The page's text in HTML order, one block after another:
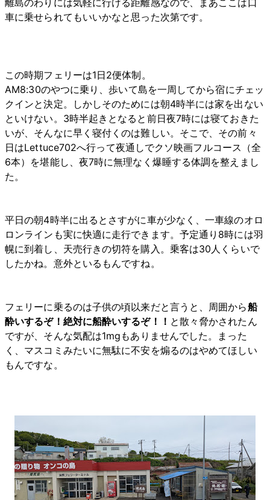
離島のわりには気軽に行ける距離感なので、まあここは口
車に乗せられてもいいかなと思った次第です。
この時期フェリーは1日2便体制。
AM8:30のやつに乗り、歩いて島を一周してから宿にチェッ
クインと決定。しかしそのためには朝4時半には家を出ない
といけない。3時半起きとなると前日夜7時には寝ておきた
いが、そんなに早く寝付くのは難しい。そこで、その前々
日はLettuce702へ行って夜通しでクソ映画フルコース（全
6本）を堪能し、夜7時に無理なく爆睡する体調を整えまし
た。
平日の朝4時半に出るとさすがに車が少なく、一車線のオロ
ロンラインも実に快適に走行できます。予定通り8時には羽
幌に到着し、天売行きの切符を購入。乗客は30人くらいで
したかね。意外といるもんですね。
フェリーに乗るのは子供の頃以来だと言うと、周囲から船
酔いするぞ！絶対に船酔いするぞ！！ と散々脅かされたん
ですが、そんな気配は1mgもありませんでした。まった
く、マスコミみたいに無駄に不安を煽るのはやめてほしい
もんですな。